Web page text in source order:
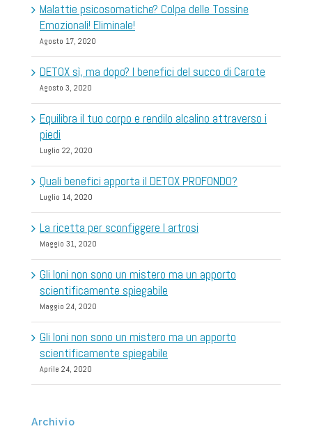
Malattie psicosomatiche? Colpa delle Tossine
Emozionali! Eliminale!
Agosto 17, 2020
DETOX sì, ma dopo? I benefici del succo di Carote
Agosto 3, 2020
Equilibra il tuo corpo e rendilo alcalino attraverso i
piedi
Luglio 22, 2020
Quali benefici apporta il DETOX PROFONDO?
Luglio 14, 2020
La ricetta per sconfiggere l artrosi
Maggio 31, 2020
Gli Ioni non sono un mistero ma un apporto
scientificamente spiegabile
Maggio 24, 2020
Gli Ioni non sono un mistero ma un apporto
scientificamente spiegabile
Aprile 24, 2020
Archivio